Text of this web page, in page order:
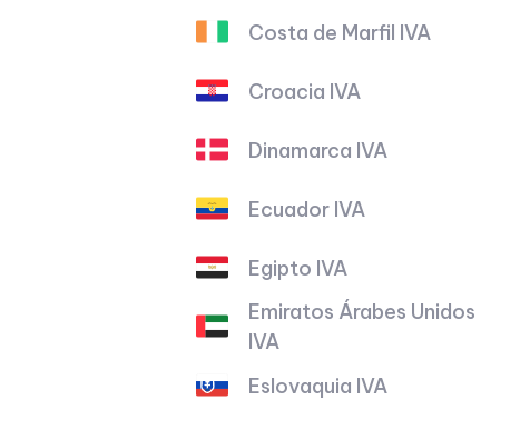
Costa de Marfil IVA
Croacia IVA
Dinamarca IVA
Ecuador IVA
Egipto IVA
Emiratos Árabes Unidos
IVA
Eslovaquia IVA